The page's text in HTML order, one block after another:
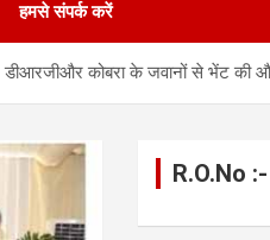
हमसे संपर्क करें
कोबरा के जवानों से भेंट की
R.O.No